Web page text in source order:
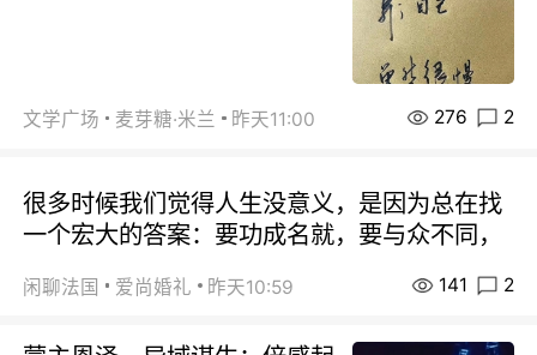
文学广场 麦芽糖·米兰 昨天11:00 276 2
很多时候我们觉得人生没意义，是因为总在找
一个宏大的答案：要功成名就，要与众不同，
闲聊法国 爱尚婚礼 昨天10:59 141 2